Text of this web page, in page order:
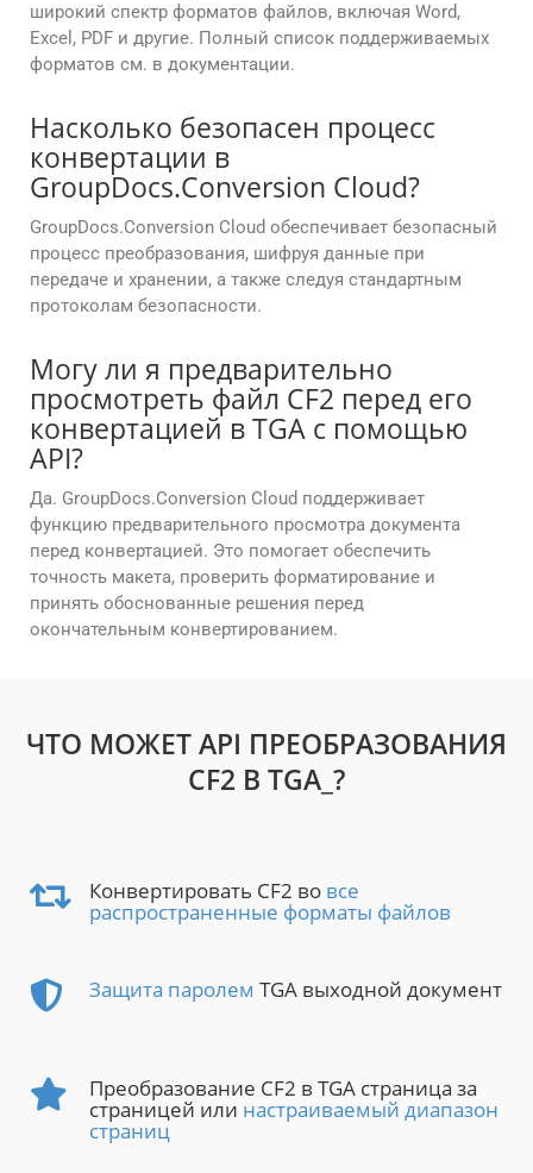
широкий спектр форматов файлов, включая Word,
Excel, PDF и другие. Полный список поддерживаемых
форматов см. в документации.
Насколько безопасен процесс
конвертации в
GroupDocs.Conversion Cloud?
GroupDocs.Conversion Cloud обеспечивает безопасный
процесс преобразования, шифруя данные при
передаче и хранении, а также следуя стандартным
протоколам безопасности.
Могу ли я предварительно
просмотреть файл CF2 перед его
конвертацией в TGA с помощью
API?
Да. GroupDocs.Conversion Cloud поддерживает
функцию предварительного просмотра документа
перед конвертацией. Это помогает обеспечить
точность макета, проверить форматирование и
принять обоснованные решения перед
окончательным конвертированием.
ЧТО МОЖЕТ API ПРЕОБРАЗОВАНИЯ
CF2 В TGA_?
Конвертировать CF2 во все
распространенные форматы файлов
Защита паролем TGA выходной документ
Преобразование CF2 в TGA страница за
страницей или настраиваемый диапазон
страниц